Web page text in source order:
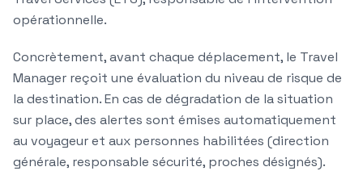
opérationnelle.
Concrètement, avant chaque déplacement, le Travel
Manager reçoit une évaluation du niveau de risque de
la destination. En cas de dégradation de la situation
sur place, des alertes sont émises automatiquement
au voyageur et aux personnes habilitées (direction
générale, responsable sécurité, proches désignés).